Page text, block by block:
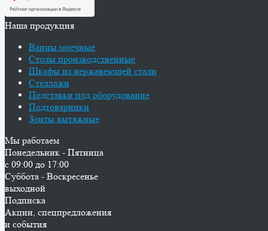
Наша продукция
Ванны моечные
Столы производственные
Шкафы из нержавеющей стали
Стеллажи
Подставки под оборудование
Подтоварники
Зонты вытяжные
Мы работаем
Понедельник - Пятница
с 09:00 до 17:00
Суббота - Воскресенье
выходной
Подписка
Акции, спецпредложения
и события